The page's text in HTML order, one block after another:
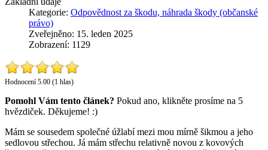
Kategorie: Odpovědnost za škodu, náhrada škody (občanské
právo)
Zveřejněno: 15. leden 2025
Zobrazení: 1129
Hodnocení 5.00 (1 hlas)
Pomohl Vám tento článek? Pokud ano, klikněte prosíme na 5
hvězdiček. Děkujeme! :)
Mám se sousedem společné úžlabí mezi mou mírně šikmou a jeho
sedlovou střechou. Já mám střechu relativně novou z kovových